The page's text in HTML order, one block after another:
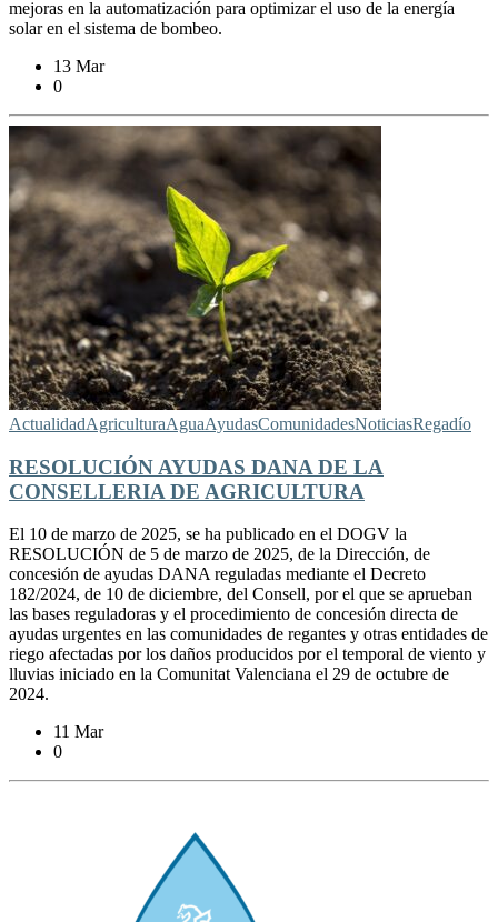
mejoras en la automatización para optimizar el uso de la energía
solar en el sistema de bombeo.
13 Mar
0
ActualidadAgriculturaAguaAyudasComunidadesNoticiasRegadío
RESOLUCIÓN AYUDAS DANA DE LA
CONSELLERIA DE AGRICULTURA
El 10 de marzo de 2025, se ha publicado en el DOGV la
RESOLUCIÓN de 5 de marzo de 2025, de la Dirección, de
concesión de ayudas DANA reguladas mediante el Decreto
182/2024, de 10 de diciembre, del Consell, por el que se aprueban
las bases reguladoras y el procedimiento de concesión directa de
ayudas urgentes en las comunidades de regantes y otras entidades de
riego afectadas por los daños producidos por el temporal de viento y
lluvias iniciado en la Comunitat Valenciana el 29 de octubre de
2024.
11 Mar
0